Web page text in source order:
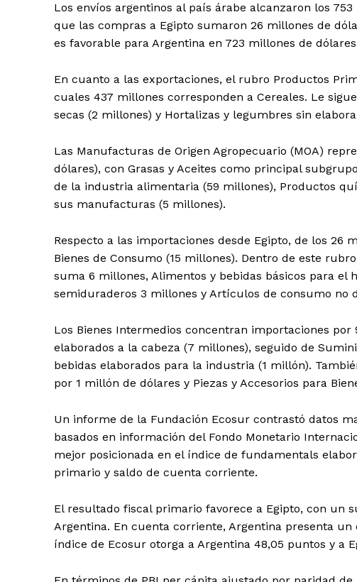
Los envíos argentinos al país árabe alcanzaron los
que las compras a Egipto sumaron 26 millones de
es favorable para Argentina en 723 millones de
En cuanto a las exportaciones, el rubro Productos
cuales 437 millones corresponden a Cereales. Le
secas (2 millones) y Hortalizas y legumbres sin
Las Manufacturas de Origen Agropecuario (MOA)
dólares), con Grasas y Aceites como principal
de la industria alimentaria (59 millones), Productos
sus manufacturas (5 millones).
Respecto a las importaciones desde Egipto, de los
Bienes de Consumo (15 millones). Dentro de este
suma 6 millones, Alimentos y bebidas básicos para el
semiduraderos 3 millones y Artículos de consumo no
Los Bienes Intermedios concentran importaciones
elaborados a la cabeza (7 millones), seguido de
bebidas elaborados para la industria (1 millón).
por 1 millón de dólares y Piezas y Accesorios para
Un informe de la Fundación Ecosur contrastó datos
basados en información del Fondo Monetario
mejor posicionada en el índice de fundamentals
primario y saldo de cuenta corriente.
El resultado fiscal primario favorece a Egipto, con un
Argentina. En cuenta corriente, Argentina presenta un
índice de Ecosur otorga a Argentina 48,05 puntos y a